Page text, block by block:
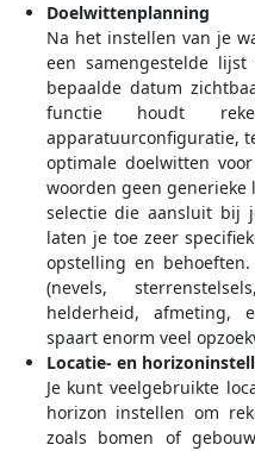
Doelwittenplanning
Na het instellen van je
een samengestelde
bepaalde datum
functie houdt
apparatuurconfiguratie,
optimale doelwitten
woorden geen
selectie die aansluit bij
laten je toe zeer
opstelling en
(nevels,
helderheid, afmeting,
spaart enorm veel
Locatie- en
Je kunt veelgebruikte
horizon instellen om
zoals bomen of